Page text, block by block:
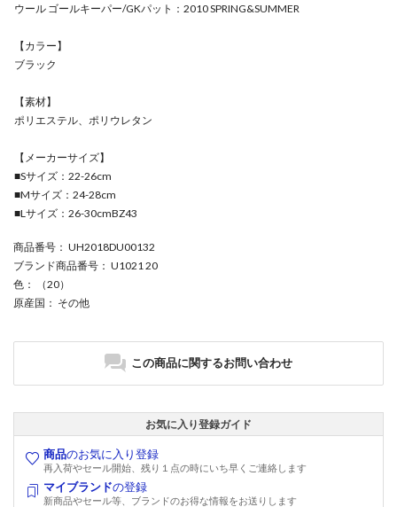
ウール ゴールキーパー/GKパット：2010 SPRING&SUMMER
【カラー】
ブラック
【素材】
ポリエステル、ポリウレタン
【メーカーサイズ】
■Sサイズ：22-26cm
■Mサイズ：24-28cm
■Lサイズ：26-30cmBZ43
商品番号 ： UH2018DU00132
ブランド商品番号 ： U1021 20
色 ： （20）
原産国 ： その他
この商品に関するお問い合わせ
お気に入り登録ガイド
商品のお気に入り登録
再入荷やセール開始、残り１点の時にいち早くご連絡します
マイブランドの登録
新商品やセール等、ブランドのお得な情報をお送りします